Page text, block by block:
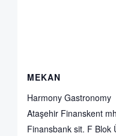
MEKAN
Harmony Gastronomy
Ataşehir Finanskent
Finansbank sit. F Blok